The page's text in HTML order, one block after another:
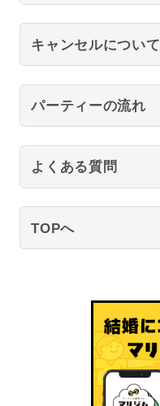
キャンセルについて
パーティーの流れ
よくある質問
TOPへ